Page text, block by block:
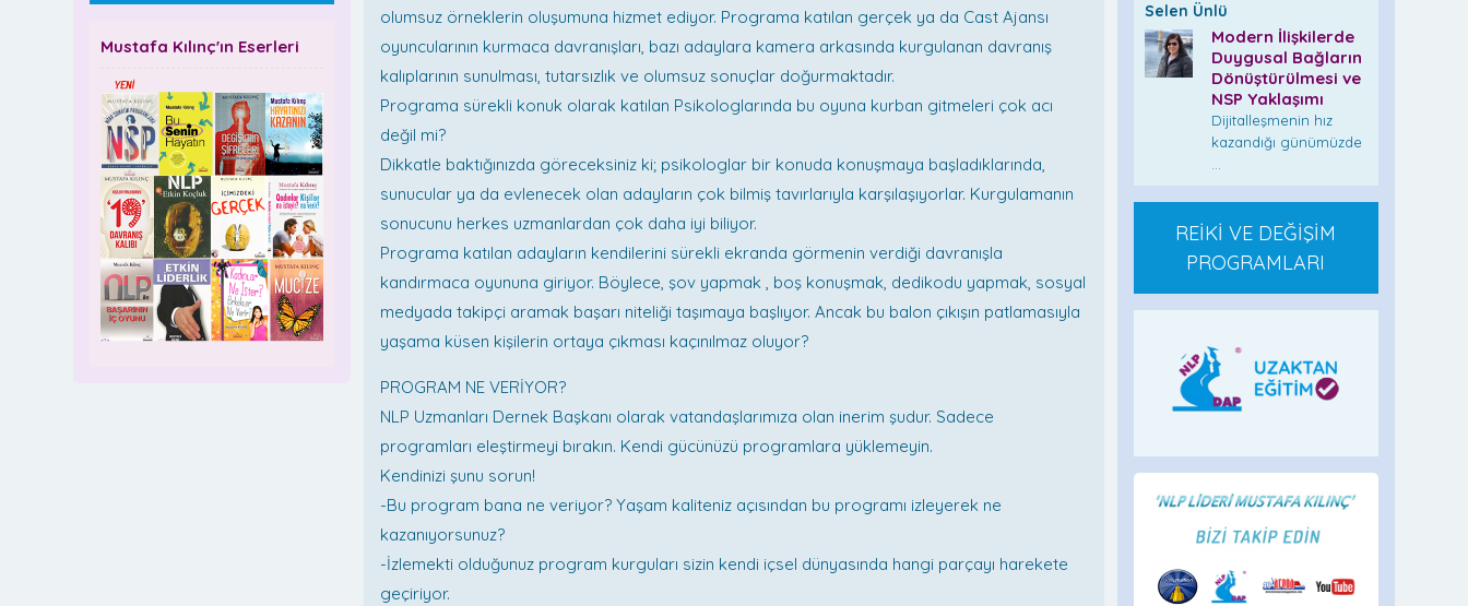
Mustafa Kılınç'ın Eserleri
olumsuz örneklerin oluşumuna hizmet ediyor. Programa katılan gerçek ya da Cast Ajansı
oyuncularının kurmaca davranışları, bazı adaylara kamera arkasında kurgulanan davranış
kalıplarının sunulması, tutarsızlık ve olumsuz sonuçlar doğurmaktadır.
Programa sürekli konuk olarak katılan Psikologlarında bu oyuna kurban gitmeleri çok acı
değil mi?
Dikkatle baktığınızda göreceksiniz ki; psikologlar bir konuda konuşmaya başladıklarında,
sunucular ya da evlenecek olan adayların çok bilmiş tavırlarıyla karşılaşıyorlar. Kurgulamanın
sonucunu herkes uzmanlardan çok daha iyi biliyor.
Programa katılan adayların kendilerini sürekli ekranda görmenin verdiği davranışla
kandırmaca oyununa giriyor. Böylece, şov yapmak , boş konuşmak, dedikodu yapmak, sosyal
medyada takipçi aramak başarı niteliği taşımaya başlıyor. Ancak bu balon çıkışın patlamasıyla
yaşama küsen kişilerin ortaya çıkması kaçınılmaz oluyor?
PROGRAM NE VERİYOR?
NLP Uzmanları Dernek Başkanı olarak vatandaşlarımıza olan inerim şudur. Sadece
programları eleştirmeyi bırakın. Kendi gücünüzü programlara yüklemeyin.
Kendinizi şunu sorun!
-Bu program bana ne veriyor? Yaşam kaliteniz açısından bu programı izleyerek ne
kazanıyorsunuz?
-İzlemekti olduğunuz program kurguları sizin kendi içsel dünyasında hangi parçayı harekete
geçiriyor.
Selen Ünlü
Modern İlişkilerde
Duygusal Bağların
Dönüştürülmesi ve
NSP Yaklaşımı
Dijitalleşmenin hız
kazandığı günümüzde
...
REİKİ VE DEĞİŞİM
PROGRAMLARI